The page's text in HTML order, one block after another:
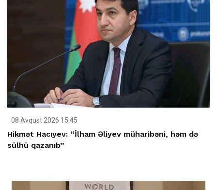
08 Avqust 2026 15:45
Hikmət Hacıyev: “İlham Əliyev müharibəni, həm də
sülhü qazanıb”